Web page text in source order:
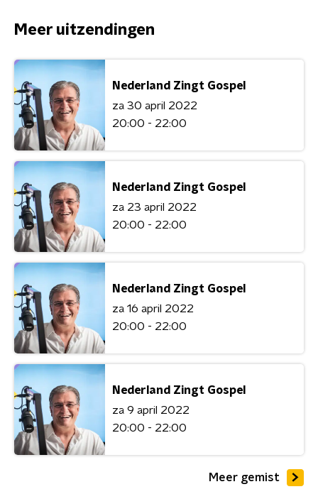
Meer uitzendingen
Nederland Zingt Gospel
za 30 april 2022
20:00 - 22:00
Nederland Zingt Gospel
za 23 april 2022
20:00 - 22:00
Nederland Zingt Gospel
za 16 april 2022
20:00 - 22:00
Nederland Zingt Gospel
za 9 april 2022
20:00 - 22:00
Meer gemist